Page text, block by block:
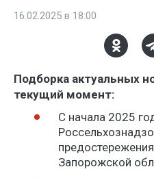
16.02.2025 в 18:00
Подборка актуальных
текущий момент:
С начала 2025
Запорожской